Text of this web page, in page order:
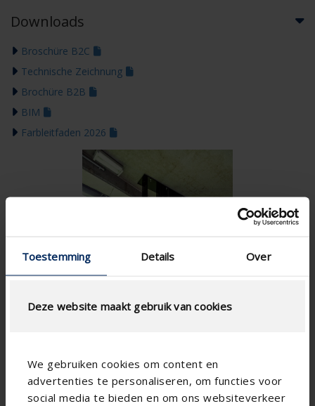
Toestemming Details Over
Deze website maakt gebruik van cookies
We gebruiken cookies om content en
advertenties te personaliseren, om functies voor
social media te bieden en om ons websiteverkeer
Downloads
Broschüre B2C
Technische Zeichnung
Brochüre B2B
BIM
Farbleitfaden 2026